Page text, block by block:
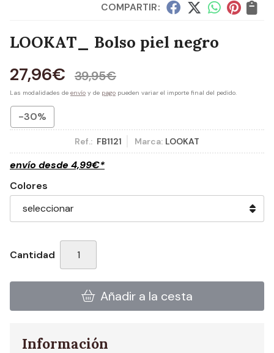
COMPARTIR:
LOOKAT_ Bolso piel negro
27,96€ 39,95€
Las modalidades de envío y de pago pueden variar el importe final del pedido.
-30%
Ref.: FB1121 Marca: LOOKAT
envío desde 4,99€*
Colores
Cantidad
Añadir a la cesta
Información